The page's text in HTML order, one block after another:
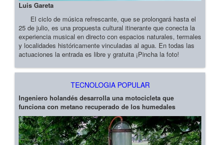
Luis Gareta
El ciclo de música refrescante, que se prolongará hasta el
25 de julio, es una propuesta cultural itinerante que conecta la
experiencia musical en directo con espacios naturales, termales
y localidades históricamente vinculadas al agua. En todas las
actuaciones la entrada es libre y gratuita ¡Pincha la foto!
TECNOLOGIA POPULAR
Ingeniero holandés desarrolla una motocicleta que
funciona con metano recuperado de los humedales